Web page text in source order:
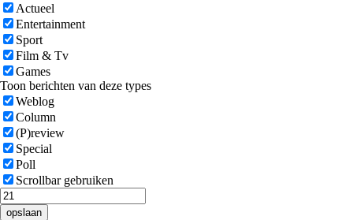
Actueel
Entertainment
Sport
Film & Tv
Games
Toon berichten van deze types
Weblog
Column
(P)review
Special
Poll
Scrollbar gebruiken
opslaan